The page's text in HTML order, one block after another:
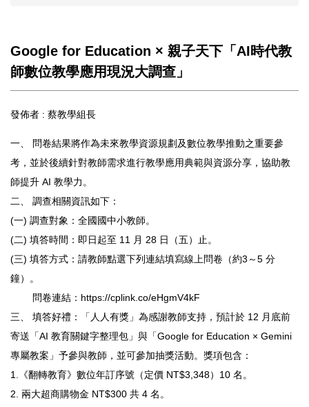
Google for Education × 親子天下「AI時代教
師數位教學應用現況大調查」
發佈者 : 蔡教學組長
一、 問卷結果將作為未來教學資源規劃及數位教學推動之重要參
考，並於後續針對教師需求進行教學應用典範與資源分享，協助教
師提升 AI 教學力。
二、 調查相關資訊如下：
(一) 調查對象：全國國中小教師。
(二) 填答時間：即日起至 11 月 28 日（五）止。
(三) 填答方式：請教師點選下列連結填寫線上問卷（約3～5 分
鐘）。
問卷連結：https://cplink.co/eHgmV4kF
三、 填答好禮：「人人有獎」為感謝教師支持，預計於 12 月底前
寄送「AI 教育關鍵字整理包」與「Google for Education × Gemini
專屬教案」予參與教師，並可參加抽獎活動。獎項包含：
1.《翻轉教育》數位年訂序號（定價 NT$3,348）10 名。
2. 兩大超商購物金 NT$300 共 4 名。